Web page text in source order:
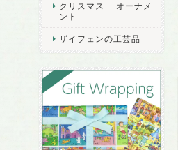
クリスマス オーナメ
ント
ザイフェンの工芸品